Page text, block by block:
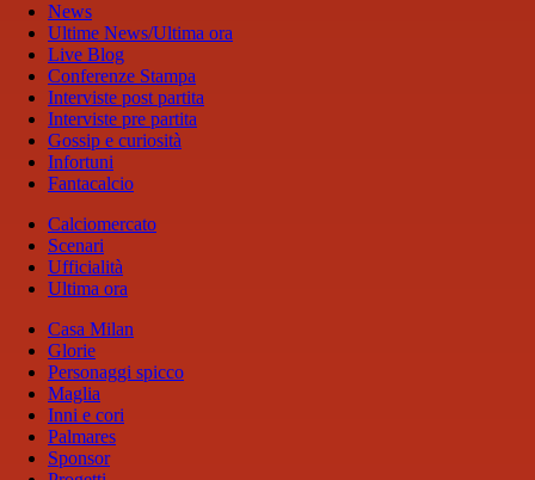
News
Ultime News/Ultima ora
Live Blog
Conferenze Stampa
Interviste post partita
Interviste pre partita
Gossip e curiosità
Infortuni
Fantacalcio
Calciomercato
Scenari
Ufficialità
Ultima ora
Casa Milan
Glorie
Personaggi spicco
Maglia
Inni e cori
Palmares
Sponsor